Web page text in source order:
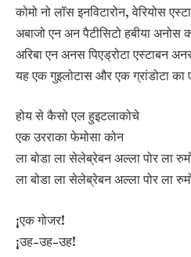
कोमो नो लॉस इनविटारोन, वेरियोस
अबाजो एन अन पैटीसिटो हबीया अनोस
अरिबा एन अनस पिएड्रोटा एस्टाबन
यह एक गुइलोटास और एक ग्रांडोटा का
होय से कैसो एल हुइटलाकोचे
एक उरराका फेमोसा कोन
ला बोडा ला सेलेब्रेबन अल्ला पोर ला
ला बोडा ला सेलेब्रेबन अल्ला पोर ला
¡एक गोजर!
¡उह-उह-उह!